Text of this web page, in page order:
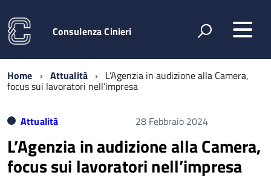
Consulenza Cinieri
Home Attualità L’Agenzia in audizione alla Camera,
focus sui lavoratori nell’impresa
Attualità 28 Febbraio 2024
L’Agenzia in audizione alla Camera,
focus sui lavoratori nell’impresa